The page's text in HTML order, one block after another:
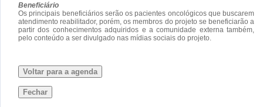
Beneficiário
Os principais beneficiários serão os pacientes oncológicos que buscarem
atendimento reabilitador, porém, os membros do projeto se beneficiarão a
partir dos conhecimentos adquiridos e a comunidade externa também,
pelo conteúdo a ser divulgado nas mídias sociais do projeto.
Voltar para a agenda
Fechar